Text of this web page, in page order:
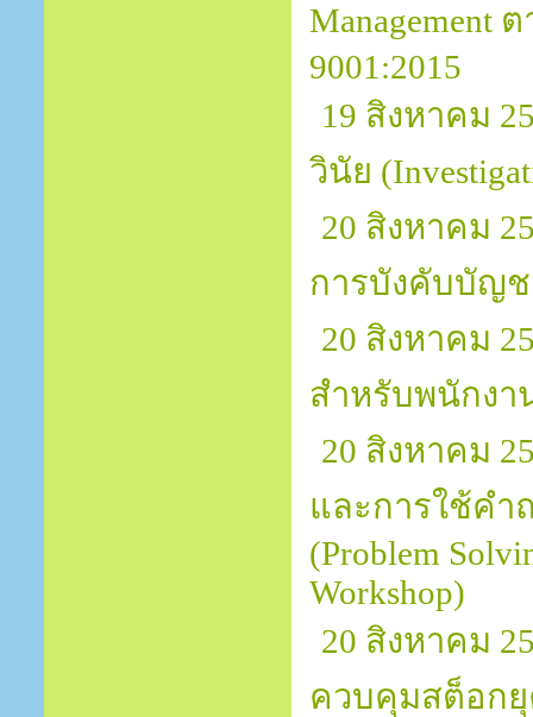
Management
9001:2015
19 สิงหาคม
วินัย
20 สิงหาคม
การบังคับบัญ
20 สิงหาคม
สำหรับพนักงา
20 สิงหาคม
และการใช้คำ
(Problem
Workshop)
20 สิงหาคม
ควบคุมสต็อกยุ